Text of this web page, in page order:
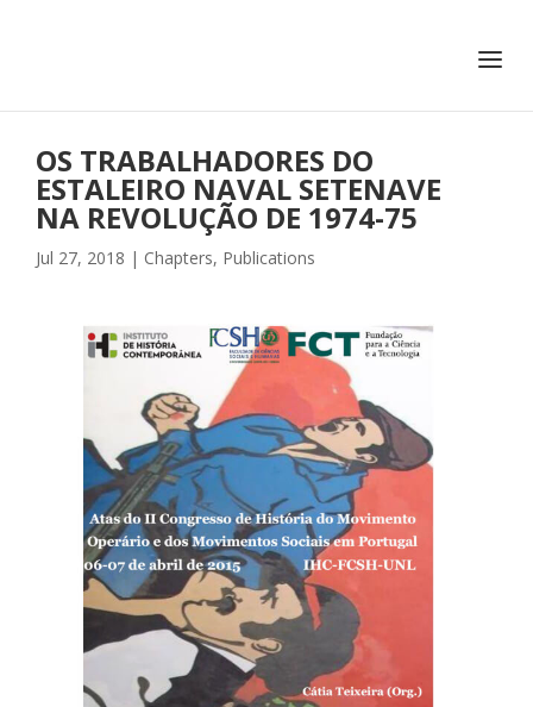
OS TRABALHADORES DO
ESTALEIRO NAVAL SETENAVE
NA REVOLUÇÃO DE 1974-75
Jul 27, 2018 | Chapters, Publications